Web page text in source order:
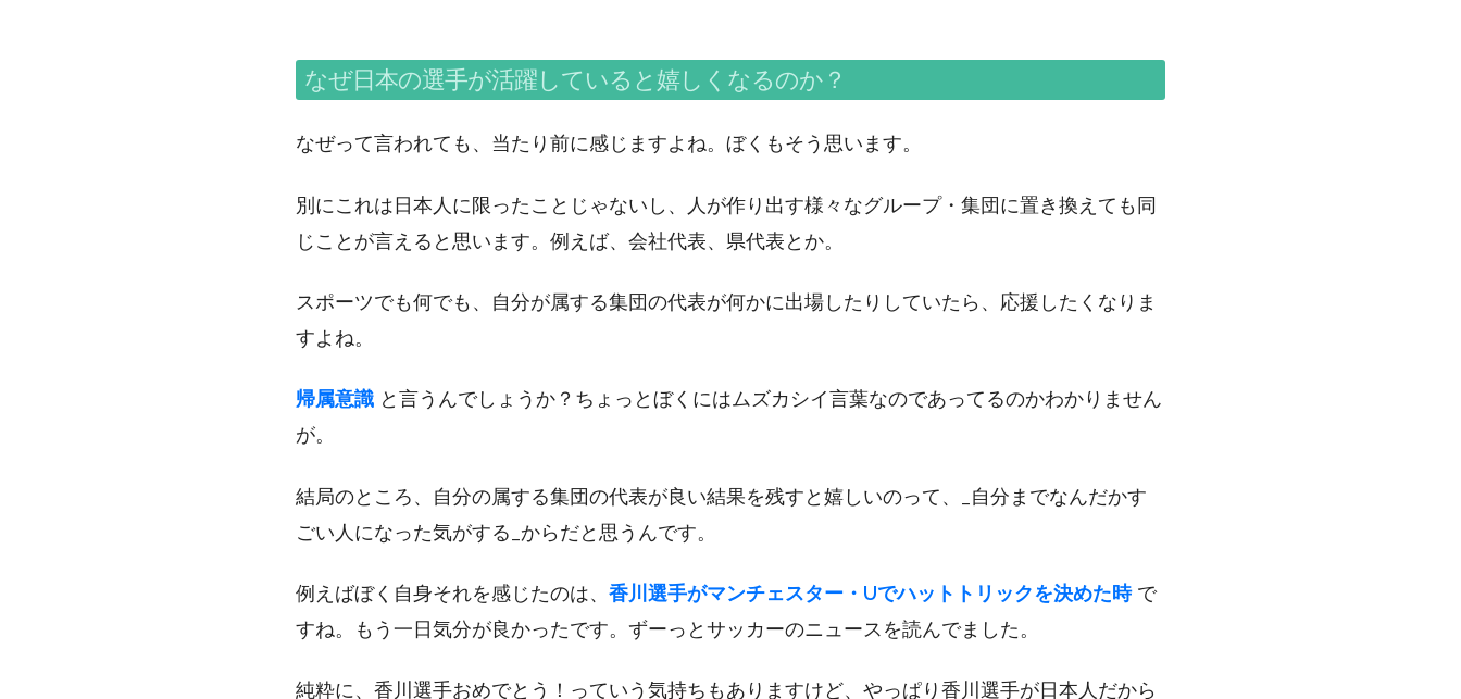
なぜ日本の選手が活躍していると嬉しくなるのか？
なぜって言われても、当たり前に感じますよね。ぼくもそう思います。
別にこれは日本人に限ったことじゃないし、人が作り出す様々なグループ・集団に置き換えても同
じことが言えると思います。例えば、会社代表、県代表とか。
スポーツでも何でも、自分が属する集団の代表が何かに出場したりしていたら、応援したくなりま
すよね。
帰属意識 と言うんでしょうか？ちょっとぼくにはムズカシイ言葉なのであってるのかわかりません
が。
結局のところ、自分の属する集団の代表が良い結果を残すと嬉しいのって、_自分までなんだかす
ごい人になった気がする_からだと思うんです。
例えばぼく自身それを感じたのは、 香川選手がマンチェスター・Uでハットトリックを決めた時で
すね。もう一日気分が良かったです。ずーっとサッカーのニュースを読んでました。
純粋に、香川選手おめでとう！っていう気持ちもありますけど、やっぱり香川選手が日本人だから